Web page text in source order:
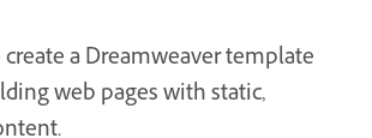
a Dreamweaver template
web pages with static,